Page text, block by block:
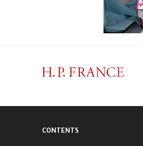
CONTENTS